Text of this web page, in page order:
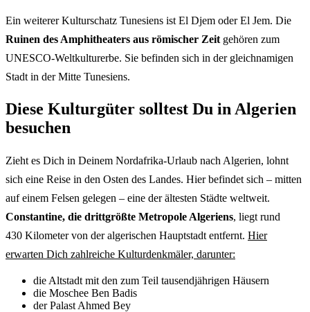
Ein weiterer Kulturschatz Tunesiens ist El Djem oder El Jem. Die
Ruinen des Amphitheaters aus römischer Zeit gehören zum
UNESCO-Weltkulturerbe. Sie befinden sich in der gleichnamigen
Stadt in der Mitte Tunesiens.
Diese Kulturgüter solltest Du in Algerien
besuchen
Zieht es Dich in Deinem Nordafrika-Urlaub nach Algerien, lohnt
sich eine Reise in den Osten des Landes. Hier befindet sich – mitten
auf einem Felsen gelegen – eine der ältesten Städte weltweit.
Constantine, die drittgrößte Metropole Algeriens, liegt rund
430 Kilometer von der algerischen Hauptstadt entfernt. Hier
erwarten Dich zahlreiche Kulturdenkmäler, darunter:
die Altstadt mit den zum Teil tausendjährigen Häusern
die Moschee Ben Badis
der Palast Ahmed Bey